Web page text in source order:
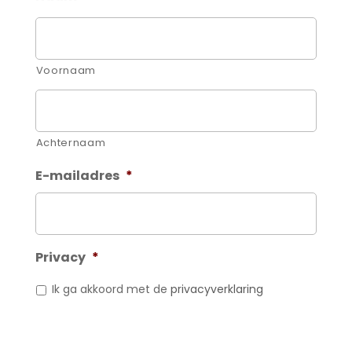
Voornaam
Achternaam
E-mailadres *
Privacy *
Ik ga akkoord met de privacyverklaring